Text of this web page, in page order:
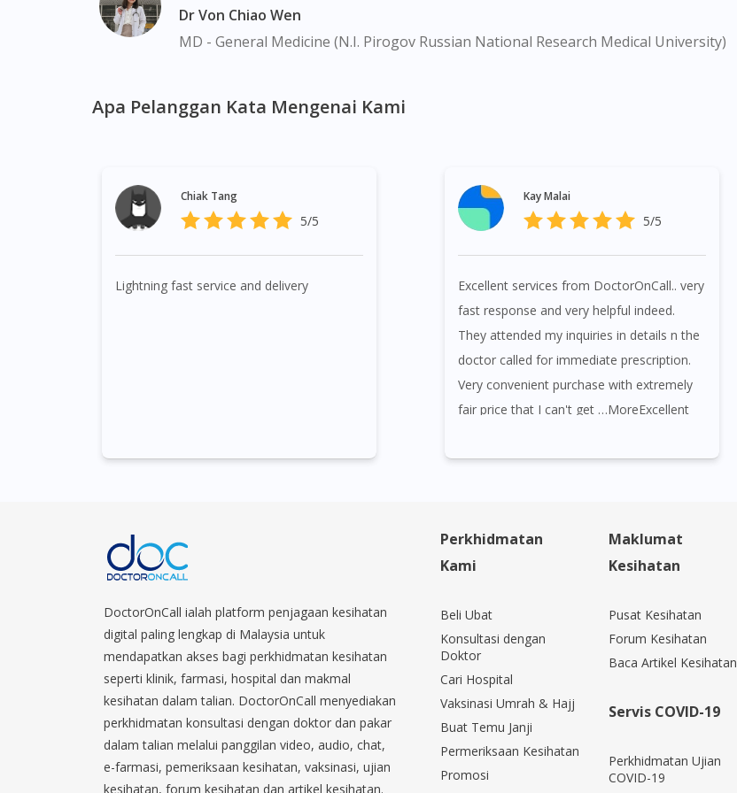
Dr Von Chiao Wen
MD - General Medicine (N.I. Pirogov Russian National Research Medical University)
Apa Pelanggan Kata Mengenai Kami
Chiak Tang
5/5
Lightning fast service and delivery
Kay Malai
5/5
Excellent services from DoctorOnCall.. very
fast response and very helpful indeed.
They attended my inquiries in details n the
doctor called for immediate prescription.
Very convenient purchase with extremely
fair price that I can't get …MoreExcellent
response and very helpful indeed. They
Very convenient purchase with extremely
fair price that I can't get anywhere else.
the promotions given. Will always come
back to DoctorOnCall for next
purchase..Herzlichen Dank !! 😘😘😘
DoctorOnCall ialah platform penjagaan kesihatan
digital paling lengkap di Malaysia untuk
mendapatkan akses bagi perkhidmatan kesihatan
seperti klinik, farmasi, hospital dan makmal
kesihatan dalam talian. DoctorOnCall menyediakan
perkhidmatan konsultasi dengan doktor dan pakar
dalam talian melalui panggilan video, audio, chat,
e-farmasi, pemeriksaan kesihatan, vaksinasi, ujian
kesihatan, forum kesihatan dan artikel kesihatan.
Perkhidmatan
Kami
Beli Ubat
Konsultasi dengan
Doktor
Cari Hospital
Vaksinasi Umrah & Hajj
Buat Temu Janji
Permeriksaan Kesihatan
Promosi
Maklumat
Kesihatan
Pusat Kesihatan
Forum Kesihatan
Baca Artikel Kesihatan
Servis COVID-19
Perkhidmatan Ujian
COVID-19